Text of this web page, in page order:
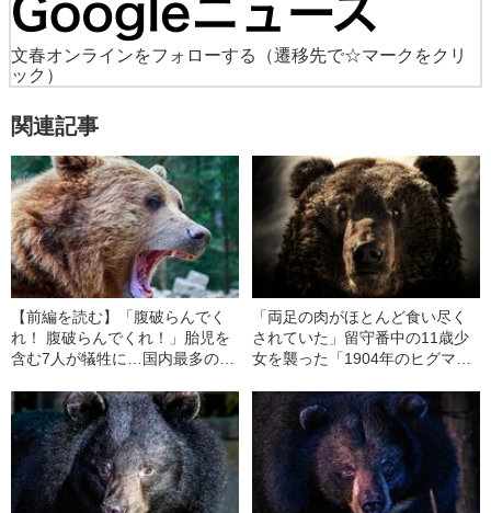
文春オンラインをフォローする
（遷移先で☆マークをクリ
ック）
関連記事
【前編を読む】「腹破らんでく
れ！ 腹破らんでくれ！」胎児を
含む7人が犠牲に…国内最多の死
件」の壮絶
「両足の肉がほとんど食い尽く
されていた」留守番中の11歳少
女を襲った「1904年のヒグマ襲